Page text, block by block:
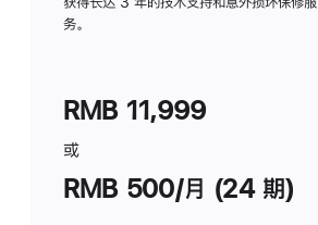
务。
RMB 11,999
或
RMB 500/月 (24 期)